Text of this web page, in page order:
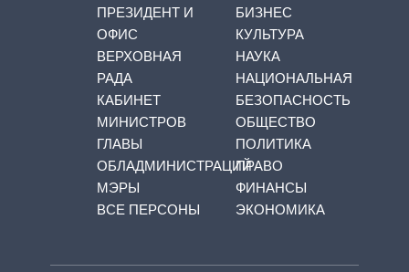
ПРЕЗИДЕНТ И
ОФИС
ВЕРХОВНАЯ
РАДА
КАБИНЕТ
МИНИСТРОВ
ГЛАВЫ
ОБЛАДМИНИСТРАЦИЙ
МЭРЫ
ВСЕ ПЕРСОНЫ
БИЗНЕС
КУЛЬТУРА
НАУКА
НАЦИОНАЛЬНАЯ
БЕЗОПАСНОСТЬ
ОБЩЕСТВО
ПОЛИТИКА
ПРАВО
ФИНАНСЫ
ЭКОНОМИКА